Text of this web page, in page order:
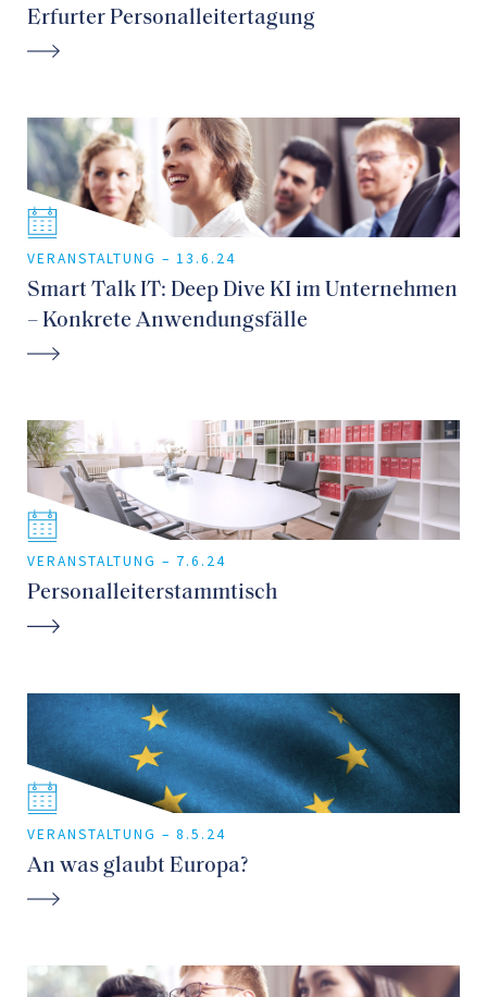
Erfurter Personalleitertagung
VERANSTALTUNG – 13.6.24
Smart Talk IT: Deep Dive KI im Unternehmen
– Konkrete Anwendungsfälle
VERANSTALTUNG – 7.6.24
Personalleiterstammtisch
VERANSTALTUNG – 8.5.24
An was glaubt Europa?